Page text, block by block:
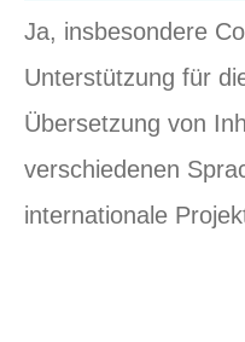
Ja, insbesondere
Unterstützung für
Übersetzung von
verschiedenen
internationale